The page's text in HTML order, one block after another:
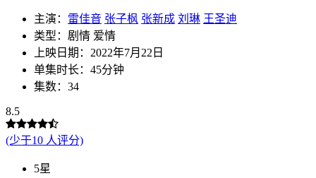
主演： 雷佳音 张子枫 张新成 刘琳 王圣迪
类型：剧情 爱情
上映日期：2022年7月22日
单集时长：45分钟
集数：34
8.5
(少于10 人评分)
5星